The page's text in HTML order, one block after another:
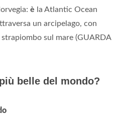
è la Atlantic Ocean
un arcipelago, con
sul mare (GUARDA
belle del mondo?